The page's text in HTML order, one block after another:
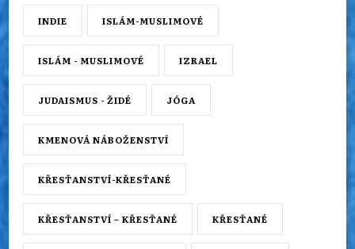
INDIE ISLÁM-MUSLIMOVÉ
ISLÁM - MUSLIMOVÉ IZRAEL
JUDAISMUS - ŽIDÉ JÓGA
KMENOVÁ NÁBOŽENSTVÍ
KŘESŤANSTVÍ-KŘESŤANÉ
KŘESŤANSTVÍ – KŘESŤANÉ KŘESŤANÉ